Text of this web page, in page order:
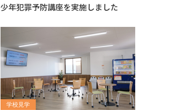
少年犯罪予防講座を実施しました
学校見学